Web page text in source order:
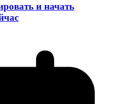
и начать